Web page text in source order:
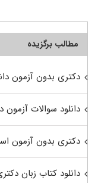
مطالب برگزیده
دکتری بدون آزمون
دانلود سوالات آزمون
دکتری بدون آزمون
دانلود کتاب زبان